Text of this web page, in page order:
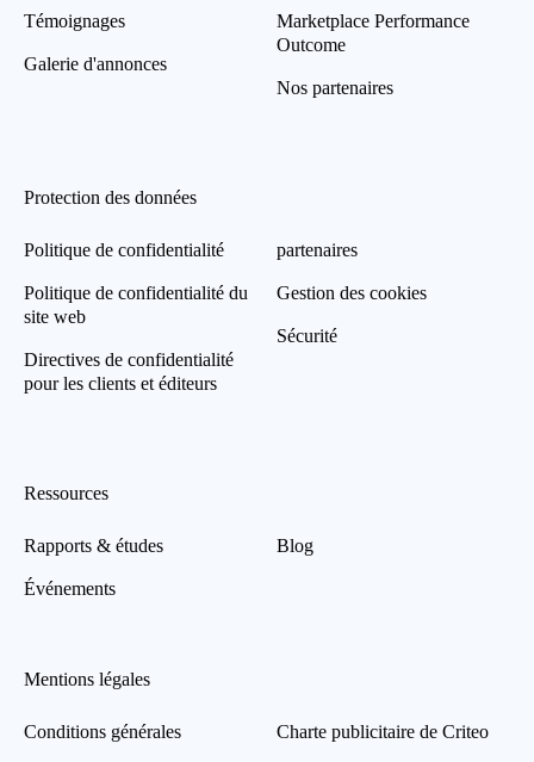
Témoignages
Galerie d'annonces
Marketplace Performance
Outcome
Nos partenaires
Protection des données
Politique de confidentialité
Politique de confidentialité du
site web
Directives de confidentialité
pour les clients et éditeurs
partenaires
Gestion des cookies
Sécurité
Ressources
Rapports & études
Événements
Blog
Mentions légales
Conditions générales Charte publicitaire de Criteo